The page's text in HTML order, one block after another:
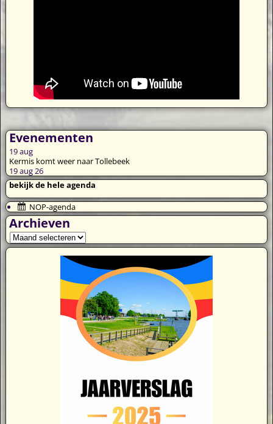
Evenementen
19aug
Kermis komt weer naar Tollebeek
19 aug 26
bekijk de hele agenda
NOP-agenda
Archieven